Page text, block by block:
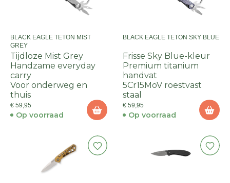
BLACK EAGLE TETON MIST
GREY
Tijdloze Mist Grey
Handzame everyday
carry
Voor onderweg en
thuis
€ 59,95
Op voorraad
BLACK EAGLE TETON SKY BLUE
Frisse Sky Blue-kleur
Premium titanium
handvat
5Cr15MoV roestvast
staal
€ 59,95
Op voorraad